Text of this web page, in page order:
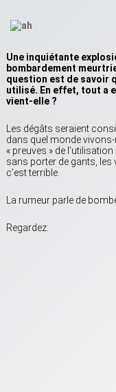
Une inquiétante
bombardement
question est de savoir
utilisé. En effet, tout a
vient-elle ?
Les dégâts seraient
dans quel monde
« preuves » de
sans porter de gants,
c’est terrible.
La rumeur parle de
Regardez: